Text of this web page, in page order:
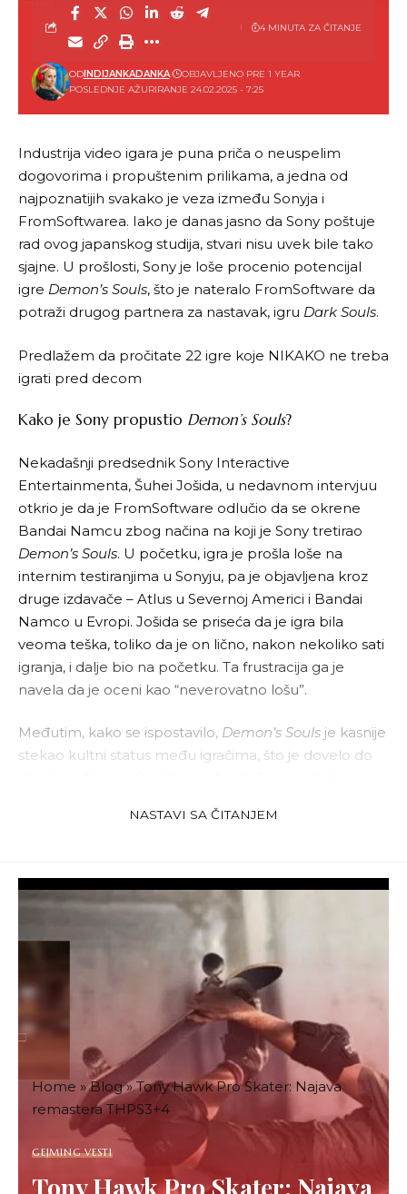
POSLEDNJE AŽURIRANJE 24.02.2025 - 7:25
ODINDIJANKADANKA OBJAVLJENO PRE 1 YEAR
4 MINUTA ZA ČITANJE
Industrija video igara je puna priča o neuspelim
dogovorima i propuštenim prilikama, a jedna od
najpoznatijih svakako je veza između Sonyja i
FromSoftwarea. Iako je danas jasno da Sony poštuje
rad ovog japanskog studija, stvari nisu uvek bile tako
sjajne. U prošlosti, Sony je loše procenio potencijal
igre Demon’s Souls, što je nateralo FromSoftware da
potraži drugog partnera za nastavak, igru Dark Souls.
Predlažem da pročitate 22 igre koje NIKAKO ne treba
igrati pred decom
Kako je Sony propustio Demon’s Souls?
Nekadašnji predsednik Sony Interactive
Entertainmenta, Šuhei Jošida, u nedavnom intervjuu
otkrio je da je FromSoftware odlučio da se okrene
Bandai Namcu zbog načina na koji je Sony tretirao
Demon’s Souls. U početku, igra je prošla loše na
internim testiranjima u Sonyju, pa je objavljena kroz
druge izdavače – Atlus u Severnoj Americi i Bandai
Namco u Evropi. Jošida se priseća da je igra bila
veoma teška, toliko da je on lično, nakon nekoliko sati
igranja, i dalje bio na početku. Ta frustracija ga je
navela da je oceni kao “neverovatno lošu”.
Međutim, kako se ispostavilo, Demon’s Souls je kasnije
stekao kultni status među igračima, što je dovelo do
kasno – FromSoftware je prešao kod Bandai Namca,
NASTAVI SA ČITANJEM
Home »Blog»Tony Hawk Pro Skater: Najava
remastera THPS3+4
GEJMING VESTI
Tony Hawk Pro Skater: Najava